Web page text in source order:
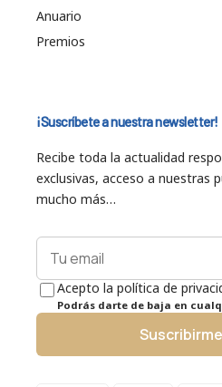
Anuario
Premios
¡Suscríbete a nuestra newsletter!
Recibe toda la actualidad
exclusivas, acceso a nuestras
mucho más…
Acepto la política de
Podrás darte de baja en